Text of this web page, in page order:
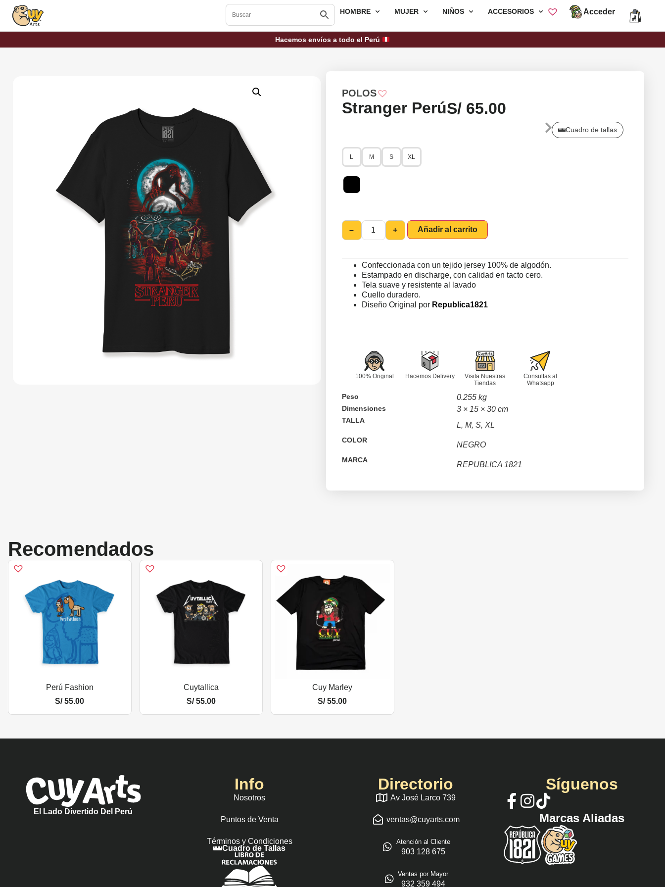
HOMBRE MUJER NIÑOS ACCESORIOS Acceder
Hacemos envíos a todo el Perú
POLOS
Stranger PerúS/65.00
Cuadro de tallas
L M S XL
– + Añadir al carrito
Confeccionada con un tejido jersey 100% de algodón.
Estampado en discharge, con calidad en tacto cero.
Tela suave y resistente al lavado
Cuello duradero.
Diseño Original por Republica1821
100% Original Hacemos Delivery
Visita Nuestras
Tiendas
Consultas al
Whatsapp
Peso 0.255 kg
Dimensiones 3 × 15 × 30 cm
TALLA
L, M, S, XL
COLOR
NEGRO
MARCA
REPUBLICA 1821
Recomendados
Perú Fashion
S/55.00
Cuytallica
S/55.00
Cuy Marley
S/55.00
El Lado Divertido Del Perú
Info
Nosotros
Puntos de Venta
Términos y Condiciones
Cuadro de Tallas
Directorio
Av José Larco 739
ventas@cuyarts.com
Atención al Cliente
903 128 675
Ventas por Mayor
932 359 494
Síguenos
Marcas Aliadas